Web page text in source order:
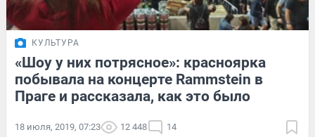
КУЛЬТУРА
«Шоу у них потрясное»: красноярка
побывала на концерте Rammstein в
Праге и рассказала, как это было
18 июля, 2019, 07:23 12 448 14